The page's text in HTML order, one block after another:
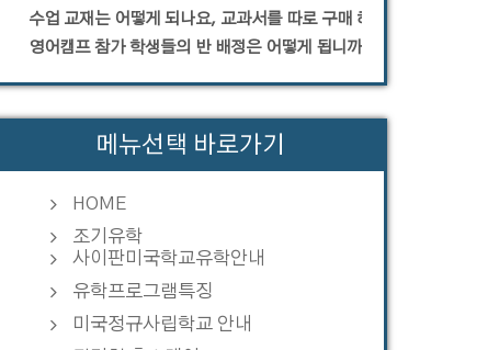
수업 교재는 어떻게 되나요, 교과서를 따로 구매 해야 하나요?
영어캠프 참가 학생들의 반 배정은 어떻게 됩니까?
메뉴선택 바로가기
HOME
조기유학
사이판미국학교유학안내
유학프로그램특징
미국정규사립학교 안내